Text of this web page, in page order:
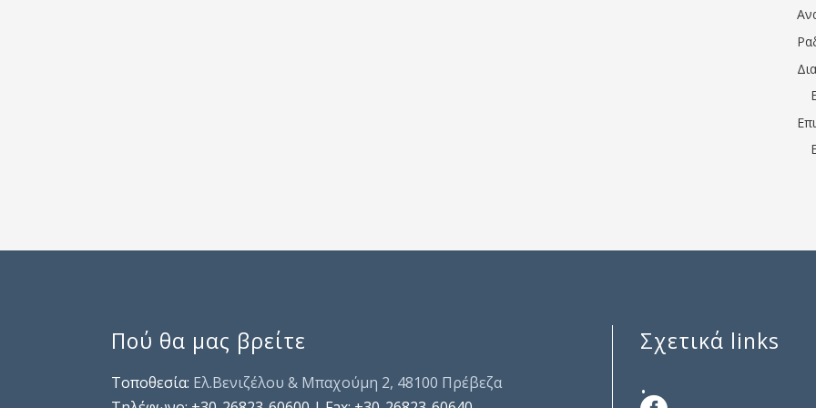
Πού θα μας βρείτε
Τοποθεσία: Ελ.Βενιζέλου & Μπαχούμη 2, 48100 Πρέβεζα
Σχετικά links
.